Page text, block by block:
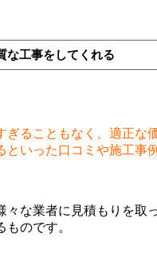
な工事をしてくれる
ぎることもなく、適正な
といった口コミや施工事
々な業者に見積もりを取
のです。